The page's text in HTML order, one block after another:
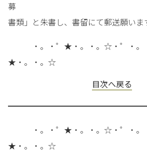
募
書類」と朱書し、書留にて郵送願いま
・。・゜★・。・。☆・゜・。・
★・。・。☆
目次へ戻る
・。・゜★・。・。☆・゜・。・
★・。・。☆